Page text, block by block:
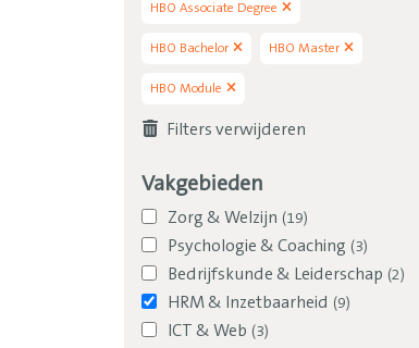
HBO Associate Degree
HBO Bachelor HBO Master
HBO Module
Filters verwijderen
Vakgebieden
Zorg & Welzijn (19)
Psychologie & Coaching (3)
Bedrijfskunde & Leiderschap (2)
HRM & Inzetbaarheid (9)
ICT & Web (3)